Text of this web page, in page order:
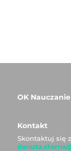
OK Nauczanie
Kontakt
Skontaktuj się